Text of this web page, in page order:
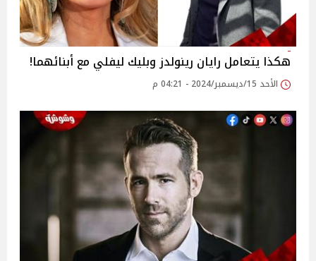
هكذا يتعامل رايان رينولدز وبليك ليفلي مع أبنائهما!
الأحد 15/ديسمبر/2024 - 04:21 م